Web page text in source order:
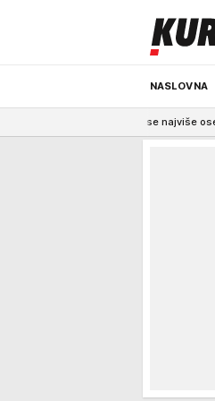
NASLOVNA
evo gde se najviše oseća: U borbi sa